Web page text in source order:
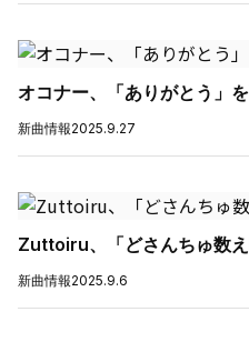
オコナー、「ありがとう」
新曲情報2025.9.27
Zuttoiru、「どさんちゅ数
新曲情報2025.9.6